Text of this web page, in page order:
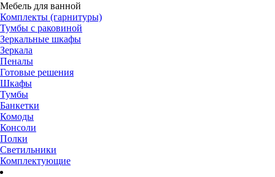
Мебель для ванной
Комплекты (гарнитуры)
Тумбы с раковиной
Зеркальные шкафы
Зеркала
Пеналы
Готовые решения
Шкафы
Тумбы
Банкетки
Комоды
Консоли
Полки
Светильники
Комплектующие